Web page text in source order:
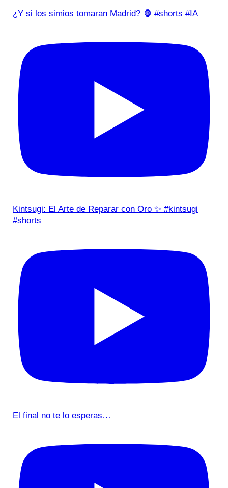
¿Y si los simios tomaran Madrid? 🦍 #shorts #IA
Kintsugi: El Arte de Reparar con Oro ✨ #kintsugi
#shorts
El final no te lo esperas…